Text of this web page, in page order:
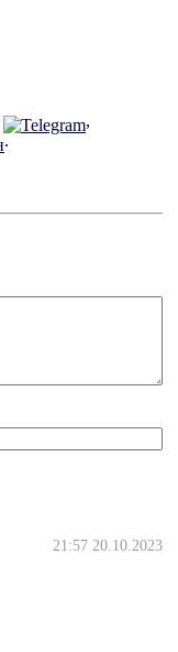
,
.
21:57 20.10.2023